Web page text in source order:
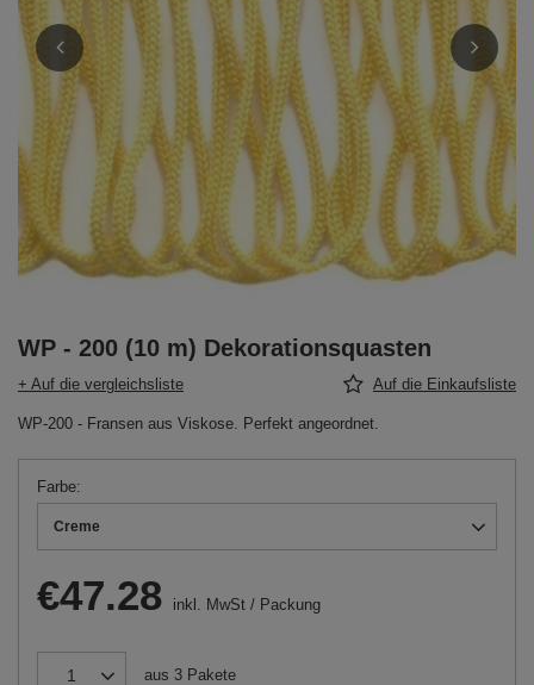
WP - 200 (10 m) Dekorationsquasten
+ Auf die vergleichsliste Auf die Einkaufsliste
WP-200 - Fransen aus Viskose. Perfekt angeordnet.
Farbe
Creme
€47.28 inkl. MwSt / Packung
aus 3 Pakete